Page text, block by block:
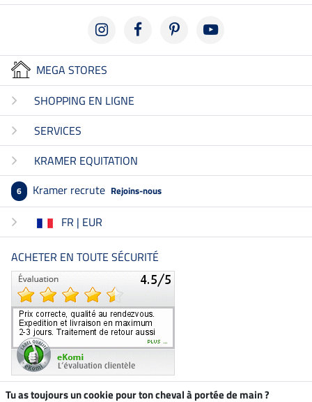
MEGA STORES
SHOPPING EN LIGNE
SERVICES
KRAMER EQUITATION
6 Kramer recrute Rejoins-nous
FR | EUR
ACHETER EN TOUTE SÉCURITÉ
Tu as toujours un cookie pour ton cheval à portée de main ?